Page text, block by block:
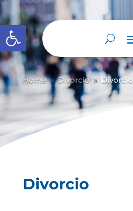
Abrir barra de herramientas
Home 9 Divorcio 9 Divorcio
Divorcio